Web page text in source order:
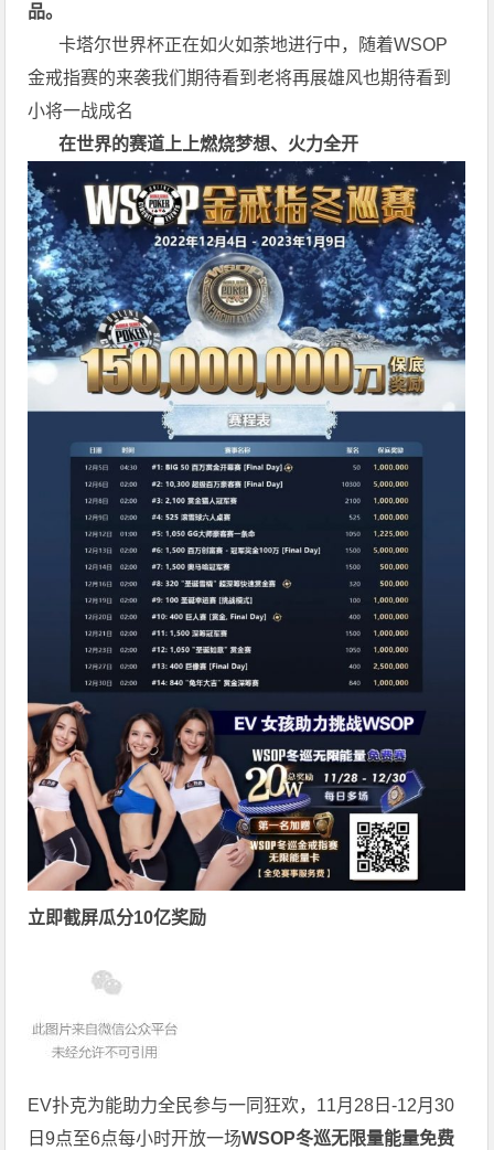
品。
卡塔尔世界杯正在如火如荼地进行中，随着WSOP
金戒指赛的来袭我们期待看到老将再展雄风也期待看到
小将一战成名
在世界的赛道上上燃烧梦想、火力全开
立即截屏瓜分10亿奖励
EV扑克为能助力全民参与一同狂欢，11月28日-12月30
日9点至6点每小时开放一场WSOP冬巡无限量能量免费